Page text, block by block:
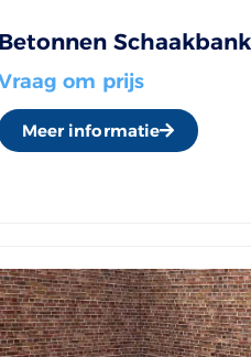
Betonnen Schaakbank
om prijs
Meer informatie